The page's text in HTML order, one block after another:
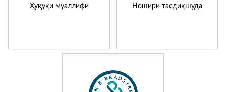
Ҳуқуқи муаллифӣ Ношири тасдиқшуда